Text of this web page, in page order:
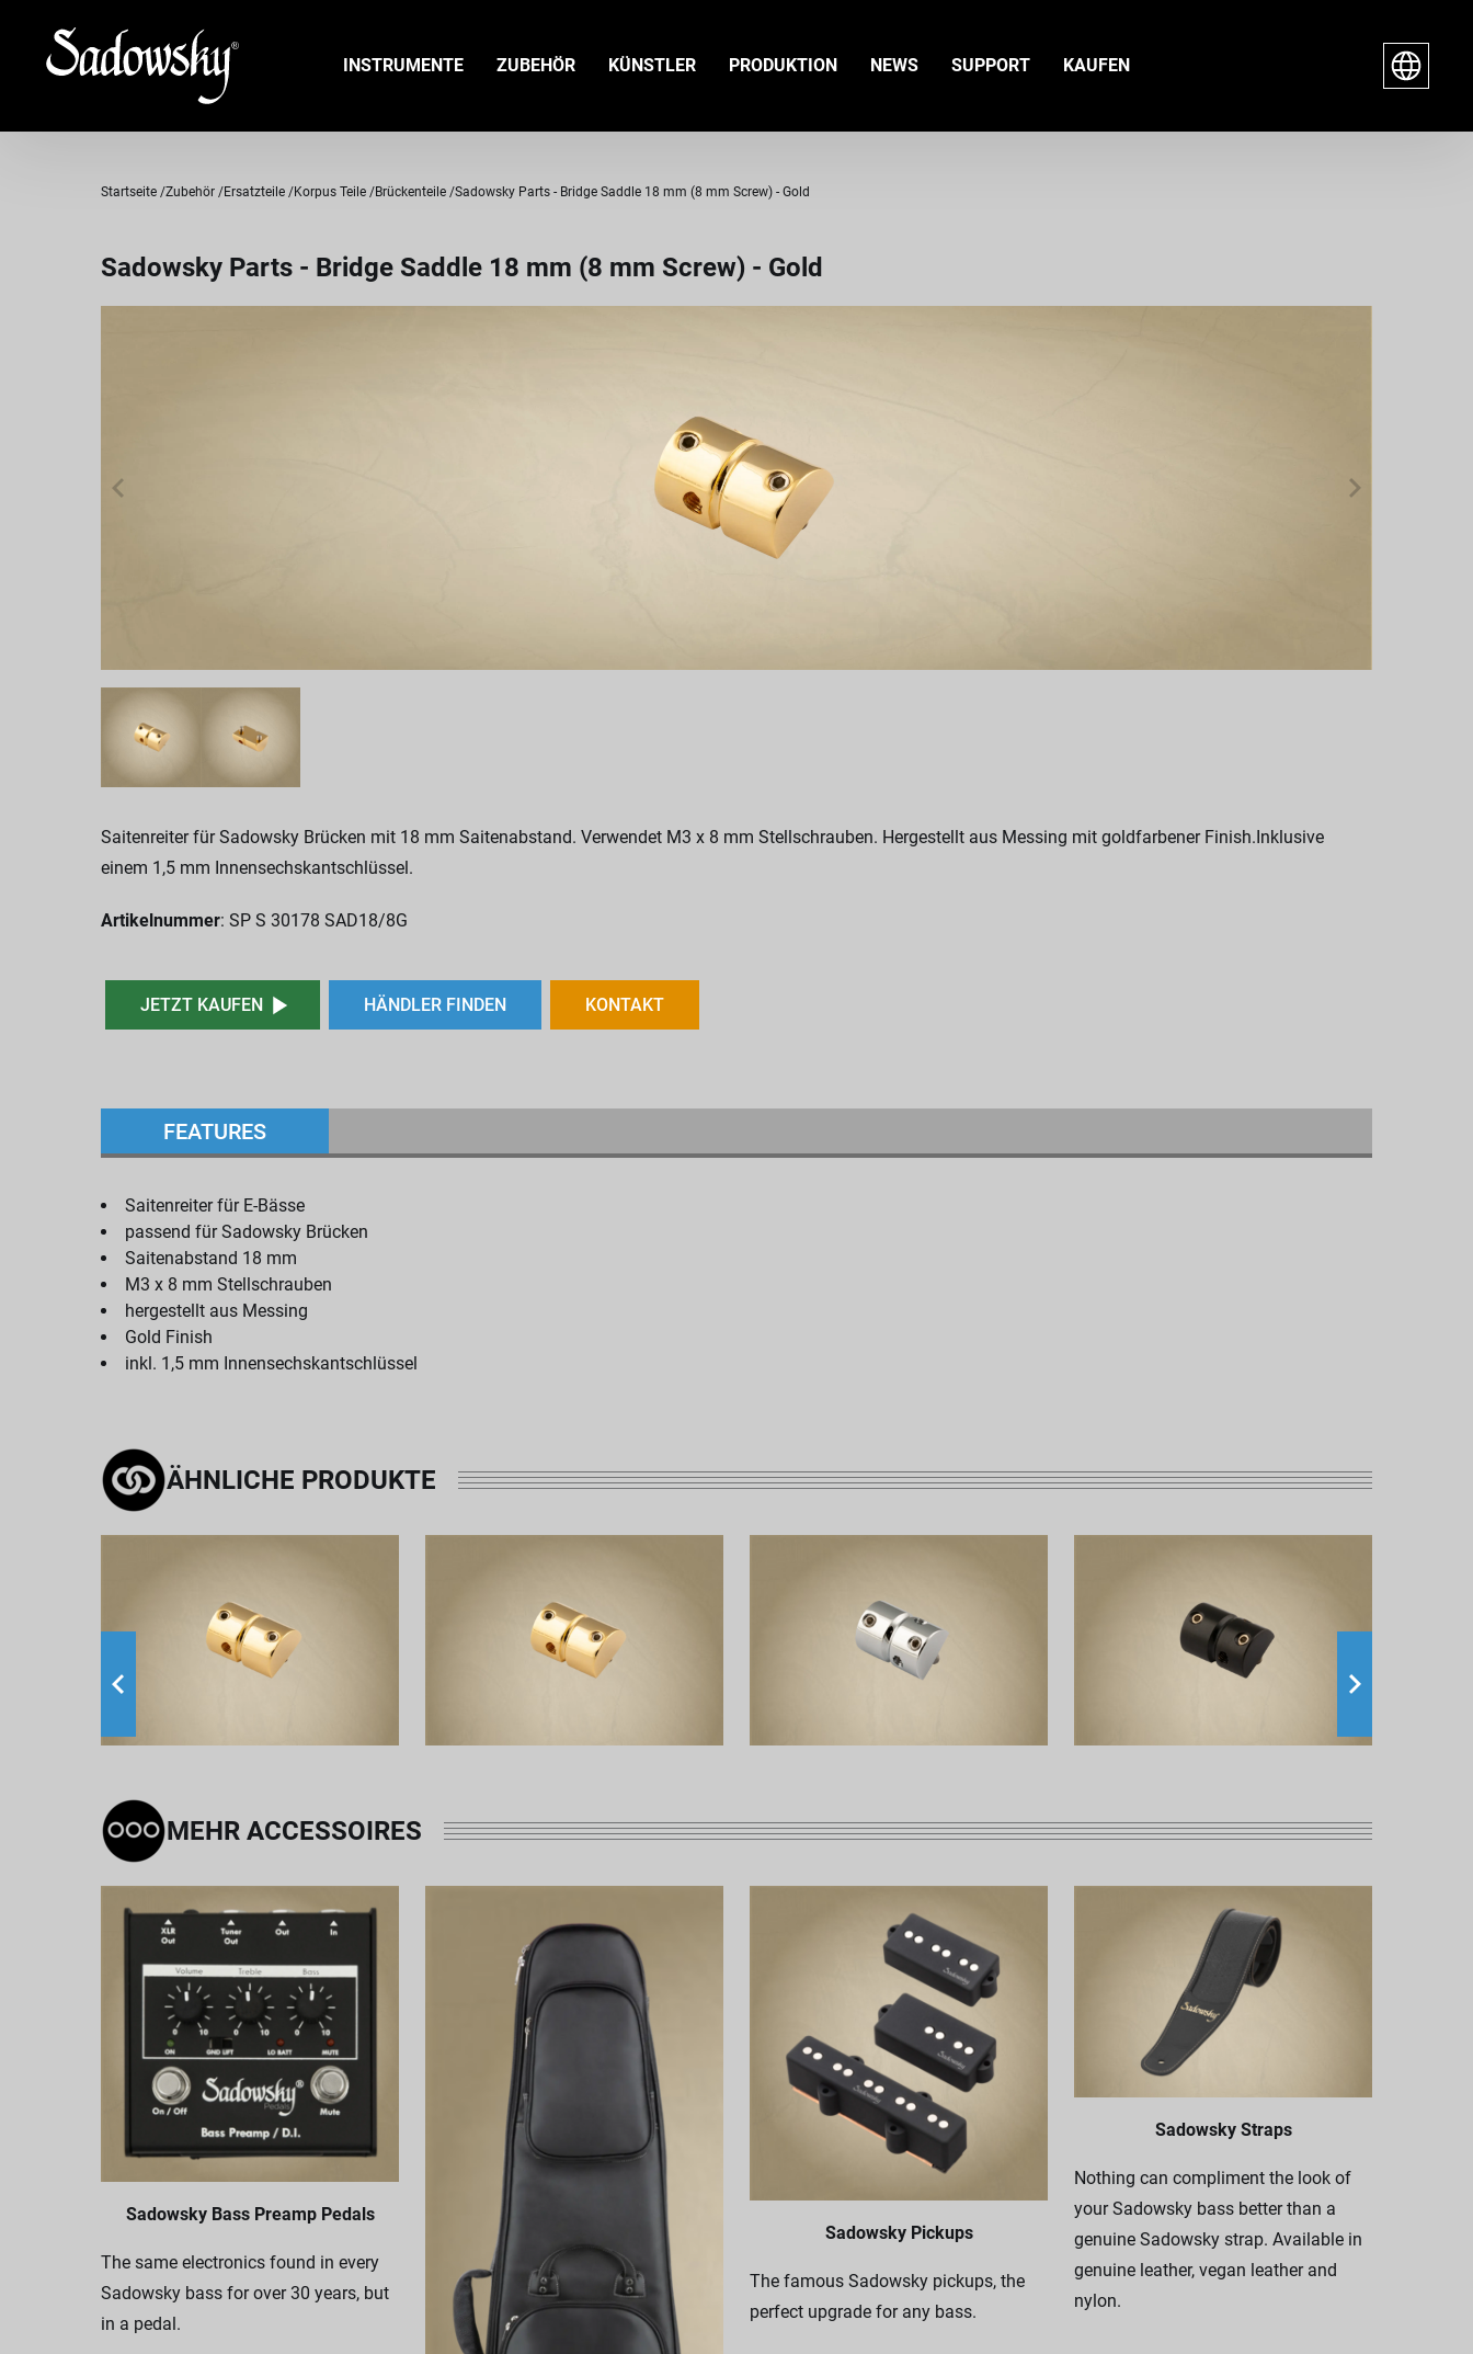
INSTRUMENTE ZUBEHÖR KÜNSTLER PRODUKTION NEWS SUPPORT KAUFEN
Startseite Zubehör Ersatzteile Korpus Teile Brückenteile Sadowsky Parts - Bridge Saddle 18 mm (8 mm Screw) - Gold
Sadowsky Parts - Bridge Saddle 18 mm (8 mm Screw) - Gold
Saitenreiter für Sadowsky Brücken mit 18 mm Saitenabstand. Verwendet M3 x 8 mm Stellschrauben. Hergestellt aus Messing mit goldfarbener Finish.Inklusive
einem 1,5 mm Innensechskantschlüssel.
Artikelnummer: SP S 30178 SAD18/8G
JETZT KAUFEN HÄNDLER FINDEN KONTAKT
FEATURES
Saitenreiter für E-Bässe
passend für Sadowsky Brücken
Saitenabstand 18 mm
M3 x 8 mm Stellschrauben
hergestellt aus Messing
Gold Finish
inkl. 1,5 mm Innensechskantschlüssel
ÄHNLICHE PRODUKTE
MEHR ACCESSOIRES
Sadowsky Bass Preamp Pedals
The same electronics found in every
Sadowsky bass for over 30 years, but
in a pedal.
Sadowsky Pickups
The famous Sadowsky pickups, the
perfect upgrade for any bass.
Sadowsky Straps
Nothing can compliment the look of
your Sadowsky bass better than a
genuine Sadowsky strap. Available in
genuine leather, vegan leather and
nylon.